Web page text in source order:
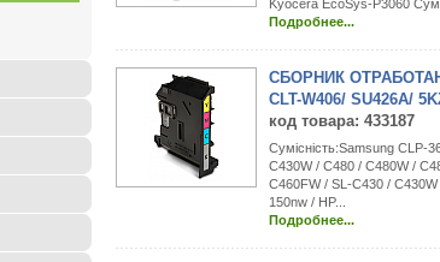
Kyocera EcoSys-P3060
Подробнее...
СБОРНИК
CLT-W406/ SU426A/
код товара: 433187
Сумісність:Samsung CLP-
C430W / C480 / C480W /
C460FW / SL-C430 /
150nw / HP...
Подробнее...